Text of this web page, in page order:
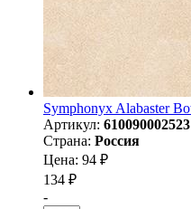
Symphonyx Alabaster
Артикул: 610090002523
Страна: Россия
Цена: 94 ₽
134 ₽
-